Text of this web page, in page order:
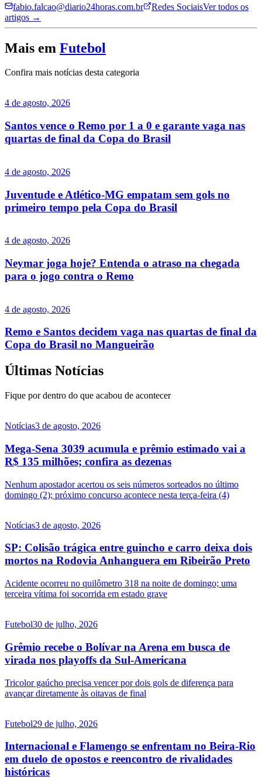
fabio.falcao@diario24horas.com.br
Redes SociaisVer todos os
artigos →
Mais em Futebol
Confira mais notícias desta categoria
4 de agosto, 2026
Santos vence o Remo por 1 a 0 e garante vaga nas
quartas de final da Copa do Brasil
4 de agosto, 2026
Juventude e Atlético-MG empatam sem gols no
primeiro tempo pela Copa do Brasil
4 de agosto, 2026
Neymar joga hoje? Entenda o atraso na chegada
para o jogo contra o Remo
4 de agosto, 2026
Remo e Santos decidem vaga nas quartas de final da
Copa do Brasil no Mangueirão
Últimas Notícias
Fique por dentro do que acabou de acontecer
Notícias3 de agosto, 2026
Mega-Sena 3039 acumula e prêmio estimado vai a
R$ 135 milhões; confira as dezenas
Nenhum apostador acertou os seis números sorteados no último
domingo (2); próximo concurso acontece nesta terça-feira (4)
Notícias3 de agosto, 2026
SP: Colisão trágica entre guincho e carro deixa dois
mortos na Rodovia Anhanguera em Ribeirão Preto
Acidente ocorreu no quilômetro 318 na noite de domingo; uma
terceira vítima foi socorrida em estado grave
Futebol30 de julho, 2026
Grêmio recebe o Bolívar na Arena em busca de
virada nos playoffs da Sul-Americana
Tricolor gaúcho precisa vencer por dois gols de diferença para
avançar diretamente às oitavas de final
Futebol29 de julho, 2026
Internacional e Flamengo se enfrentam no Beira-Rio
em duelo de opostos e reencontro de rivalidades
históricas